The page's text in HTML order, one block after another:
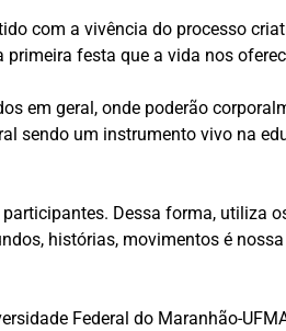
com a vivência do processo
festa que a vida nos
em geral, onde poderão
sendo um instrumento vivo na
Dessa forma, utiliza
histórias, movimentos é
Federal do Maranhão-